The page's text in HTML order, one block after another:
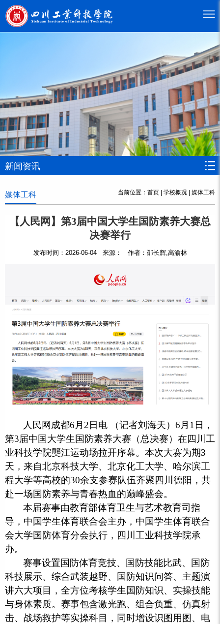
新闻资讯
媒体工科 当前位置： 首页 | 学校概况 | 媒体工科
【人民网】第3届中国大学生国防素养大赛总
决赛举行
发布时间：2026-06-04 来源： 作者：邵长辉,高渝林
人民网成都6月2日电 （记者刘海天）6月1日，
第3届中国大学生国防素养大赛（总决赛）在四川工
业科技学院龑江运动场拉开序幕。本次大赛为期3
天，来自北京科技大学、北京化工大学、哈尔滨工
程大学等高校的30余支参赛队伍齐聚四川德阳，共
赴一场国防素养与青春热血的巅峰盛会。
本届赛事由教育部体育卫生与艺术教育司指
导，中国学生体育联合会主办，中国学生体育联合
会大学国防体育分会执行，四川工业科技学院承
办。
赛事设置国防体育竞技、国防技能比武、国防
科技展示、综合武装越野、国防知识问答、主题演
讲六大项目，全方位考核学生国防知识、实操技能
与身体素质。赛事包含激光跑、组合负重、仿真射
击、战场救护等实操科目，同时增设识图用图、电